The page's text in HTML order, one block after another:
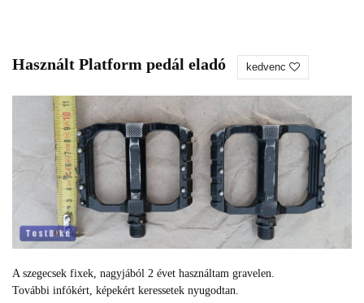
Használt Platform pedál eladó kedvenc
A szegecsek fixek, nagyjából 2 évet használtam gravelen.
További infókért, képekért keressetek nyugodtan.